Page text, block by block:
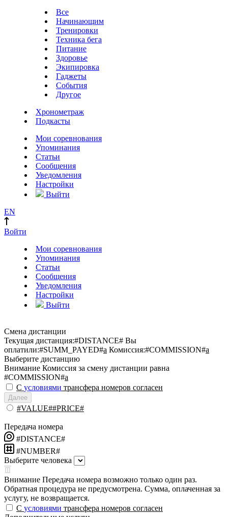
Все
Начинающим
Тренировки
Техника бега
Питание
Здоровье
Экипировка
Гаджеты
События
Другое
Хронометраж
Подкасты
Мои соревнования
Упоминания
Статьи
Сообщения
Уведомления
Настройки
Выйти
EN
Войти
Мои соревнования
Упоминания
Статьи
Сообщения
Уведомления
Настройки
Выйти
Смена дистанции
Текущая дистанция:#DISTANCE# Вы
оплатили:#SUMM_PAYED#a Комиссия:#COMMISSION#a
Выберите дистанцию
Внимание Комиссия за смену дистанции равна
#COMMISSION#a
С условиями трансфера номеров согласен
Далее
#VALUE##PRICE#
Передача номера
#DISTANCE#
#NUMBER#
Выберите человека
Внимание Передача номера возможно только один раз.
Обратная процедура не предусмотрена. Сумма, оплаченная за
услугу, не возвращается.
С условиями трансфера номеров согласен